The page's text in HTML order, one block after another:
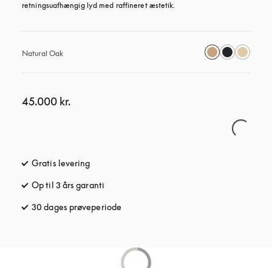
retningsuafhængig lyd med raffineret æstetik.
Natural Oak
45.000 kr.
Gratis levering
Op til 3 års garanti
30 dages prøveperiode